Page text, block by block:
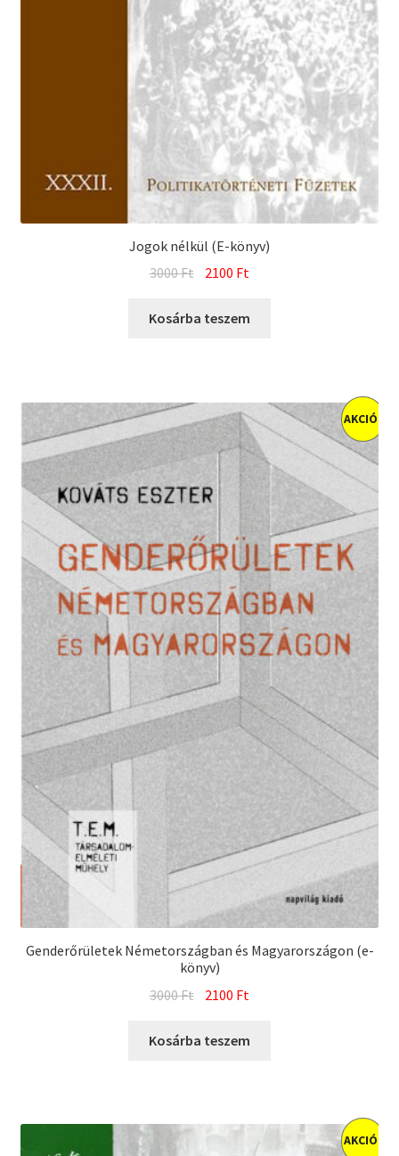
Jogok nélkül (E-könyv)
3000Ft Original
was:
2100 Ft
is:
Kosárba teszem
Genderőrületek Németországban és Magyarországon (e-
könyv)
AKCIÓ!
3000Ft Original
was:
2100 Ft
is:
Kosárba teszem
AKCIÓ!